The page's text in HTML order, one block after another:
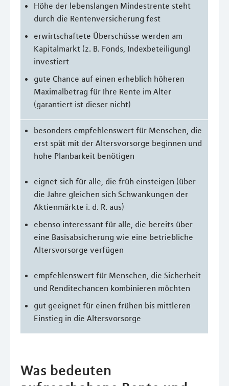
Höhe der lebenslangen Mindestrente steht
durch die Rentenversicherung fest
erwirtschaftete Überschüsse werden am
Kapitalmarkt (z. B. Fonds, Indexbeteiligung)
investiert
gute Chance auf einen erheblich höheren
Maximalbetrag für Ihre Rente im Alter
(garantiert ist dieser nicht)
besonders empfehlenswert für Menschen, die
erst spät mit der Altersvorsorge beginnen und
hohe Planbarkeit benötigen
eignet sich für alle, die früh einsteigen (über
die Jahre gleichen sich Schwankungen der
Aktienmärkte i. d. R. aus)
ebenso interessant für alle, die bereits über
eine Basisabsicherung wie eine betriebliche
Altersvorsorge verfügen
empfehlenswert für Menschen, die Sicherheit
und Renditechancen kombinieren möchten
gut geeignet für einen frühen bis mittleren
Einstieg in die Altersvorsorge
Was bedeuten